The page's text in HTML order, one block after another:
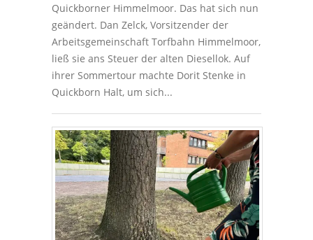
Quickborner Himmelmoor. Das hat sich nun
geändert. Dan Zelck, Vorsitzender der
Arbeitsgemeinschaft Torfbahn Himmelmoor,
ließ sie ans Steuer der alten Diesellok. Auf
ihrer Sommertour machte Dorit Stenke in
Quickborn Halt, um sich...